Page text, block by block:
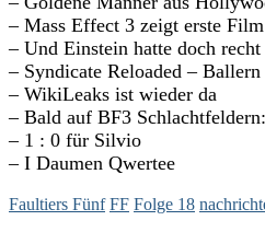
– Mass Effect 3 zeigt erste Film
– Und Einstein hatte doch recht
– Syndicate Reloaded – Ballern
– WikiLeaks ist wieder da
– Bald auf BF3
– 1 : 0 für Silvio
– I Daumen Qwertee
Faultiers Fünf FF Folge 18